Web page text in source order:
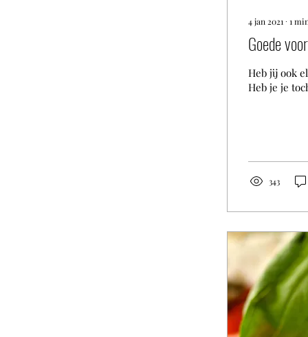
4 jan 2021 ∙ 1
Goede
Heb jij ook
Heb je je
343